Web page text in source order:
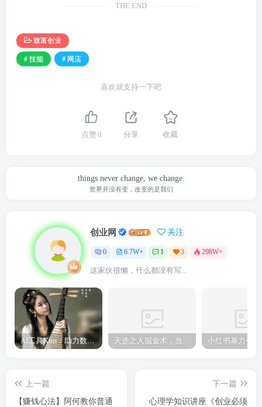
THE END
致富创业
# 技能 # 网店
喜欢就支持一下吧
点赞0 分享 收藏
things never change, we change.
世界并没有变，改变的是我们
创业网 关注
0 6.7W+ 1 3 298W+
这家伙很懒，什么都没有写...
AI工具Kim：助力数字化转型的智能助手 天选之人掘金术，当天起号，7条作品涨粉4000+，单月变现2.8w天选之人掘…
上一篇
【赚钱心法】阿何教你普通
下一篇
心理学知识讲座《创业必须